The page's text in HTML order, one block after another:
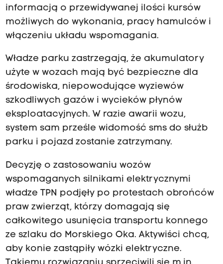
informacją o przewidywanej ilości kursów
możliwych do wykonania, pracy hamulców i
włączeniu układu wspomagania.
Władze parku zastrzegają, że akumulatory
użyte w wozach mają być bezpieczne dla
środowiska, niepowodujące wyziewów
szkodliwych gazów i wycieków płynów
eksploatacyjnych. W razie awarii wozu,
system sam prześle widomość sms do służb
parku i pojazd zostanie zatrzymany.
Decyzję o zastosowaniu wozów
wspomaganych silnikami elektrycznymi
władze TPN podjęły po protestach obrońców
praw zwierząt, którzy domagają się
całkowitego usunięcia transportu konnego
ze szlaku do Morskiego Oka. Aktywiści chcą,
aby konie zastąpiły wózki elektryczne.